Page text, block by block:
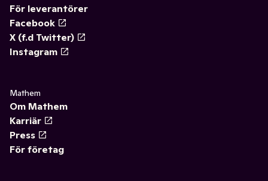
För leverantörer
Facebook
X (f.d Twitter)
Instagram
Mathem
Om Mathem
Karriär
Press
För företag